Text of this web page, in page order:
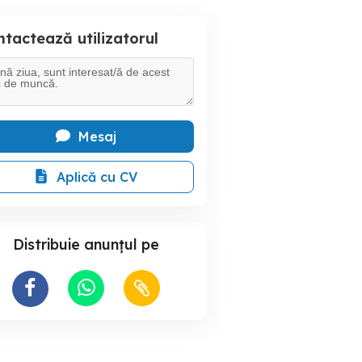
utilizatorul
Mesaj
Aplică cu CV
Distribuie anunțul pe